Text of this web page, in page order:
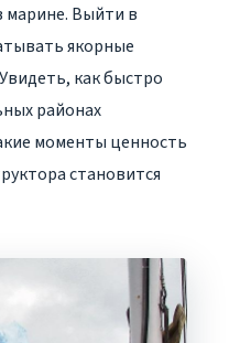
марине. Выйти в
якорные
как быстро
районах
моменты ценность
становится